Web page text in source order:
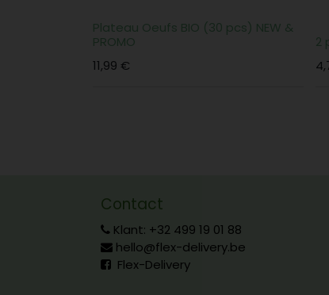
Plateau Oeufs BIO (30 pcs) NEW &
PROMO
11,99 €
2
Contact
Klant: +32 499 19 01 88
hello@flex-delivery.be
Flex-Delivery